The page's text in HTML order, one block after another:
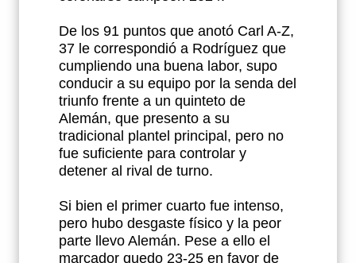
De los 91 puntos que anotó Carl A-Z,
37 le correspondió a Rodríguez que
cumpliendo una buena labor, supo
conducir a su equipo por la senda del
triunfo frente a un quinteto de
Alemán, que presento a su
tradicional plantel principal, pero no
fue suficiente para controlar y
detener al rival de turno.
Si bien el primer cuarto fue intenso,
pero hubo desgaste físico y la peor
parte llevo Alemán. Pese a ello el
marcador quedo 23-25 en favor de